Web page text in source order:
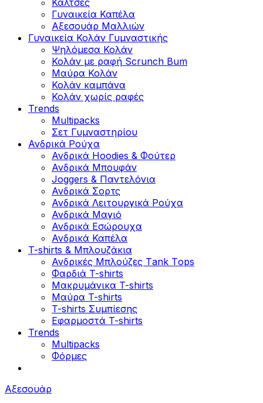
Γυναικεία Καπέλα
Αξεσουάρ Μαλλιών
Γυναικεία Κολάν Γυμναστικής
Ψηλόμεσα Κολάν
Κολάν με ραφή Scrunch Bum
Μαύρα Κολάν
Κολάν καμπάνα
Κολάν χωρίς ραφές
Trends
Multipacks
Σετ Γυμναστηρίου
Ανδρικά Ρούχα
Ανδρικά Hoodies & Φούτερ
Ανδρικά Μπουφάν
Joggers & Παντελόνια
Ανδρικά Σορτς
Ανδρικά Λειτουργικά Ρούχα
Ανδρικά Μαγιό
Ανδρικά Εσώρουχα
Ανδρικά Καπέλα
T-shirts & Μπλουζάκια
Ανδρικές Mπλούζες Τank Τops
Φαρδιά T-shirts
Μακρυμάνικα T-shirts
Μαύρα T-shirts
T-shirts Συμπίεσης
Εφαρμοστά T-shirts
Trends
Multipacks
Φόρμες
Αξεσουάρ